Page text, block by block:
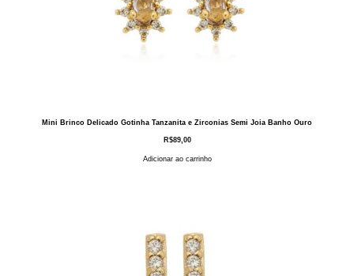
Mini Brinco Delicado Gotinha Tanzanita e Zirconias Semi Joia Banho Ouro
R$89,00
Adicionar ao carrinho